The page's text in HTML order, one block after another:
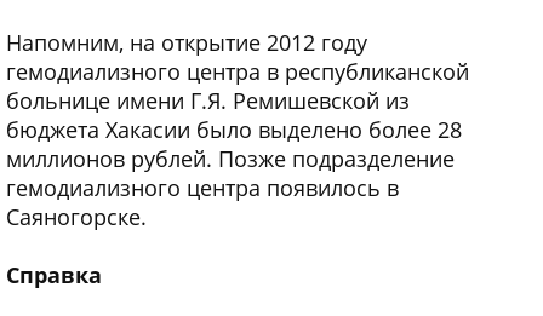
Напомним, на открытие 2012 году
гемодиализного центра в республиканской
больнице имени Г.Я. Ремишевской из
бюджета Хакасии было выделено более 28
миллионов рублей. Позже подразделение
гемодиализного центра появилось в
Саяногорске.
Справка